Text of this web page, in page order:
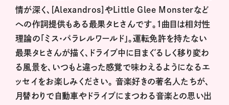
情が深く、[Alexandros]やLittle Glee Monsterなど
への作詞提供もある最果タヒさんです。1曲目は相対性
理論の「ミス・パラレルワールド」。運転免許を持たない
最果タヒさんが描く、ドライブ中に目まぐるしく移り変わ
る風景を、いつもと違った感覚で味わえるようになるエ
ッセイをお楽しみください。 音楽好きの著名人たちが、
月替わりで自動車やドライブにまつわる音楽との思い出